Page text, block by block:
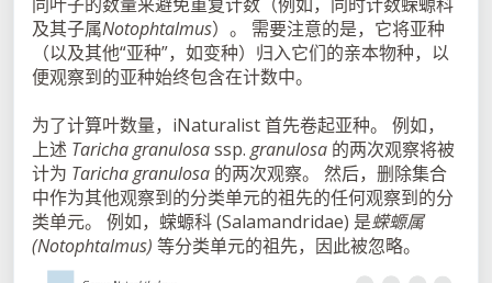
及其子属Notophtalmus）。 需要注意的是，它将亚种
（以及其他“亚种”，如变种）归入它们的亲本物种，以
便观察到的亚种始终包含在计数中。
为了计算叶数量，iNaturalist 首先卷起亚种。 例如，
上述 Taricha granulosassp. granulosa 的两次观察将被
计为 Taricha granulosa 的两次观察。 然后，删除集合
中作为其他观察到的分类单元的祖先的任何观察到的分
类单元。 例如，蝾螈科 (Salamandridae) 是蝾螈属
(Notophtalmus) 等分类单元的祖先，因此被忽略。